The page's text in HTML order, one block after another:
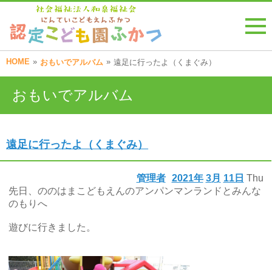
HOME » おもいでアルバム » 遠足に行ったよ（くまぐみ）
おもいでアルバム
遠足に行ったよ（くまぐみ）
2021年 3月 11日 Thu
管理者
先日、ののはまこどもえんのアンパンマンランドとみんな
のもりへ
遊びに行きました。